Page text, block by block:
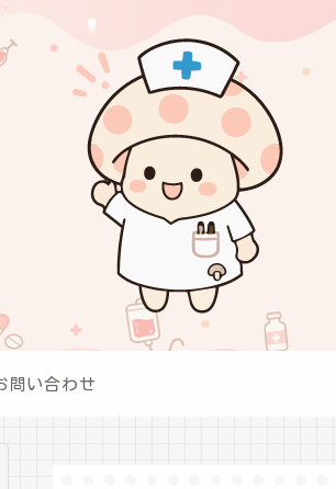
問い合わせ